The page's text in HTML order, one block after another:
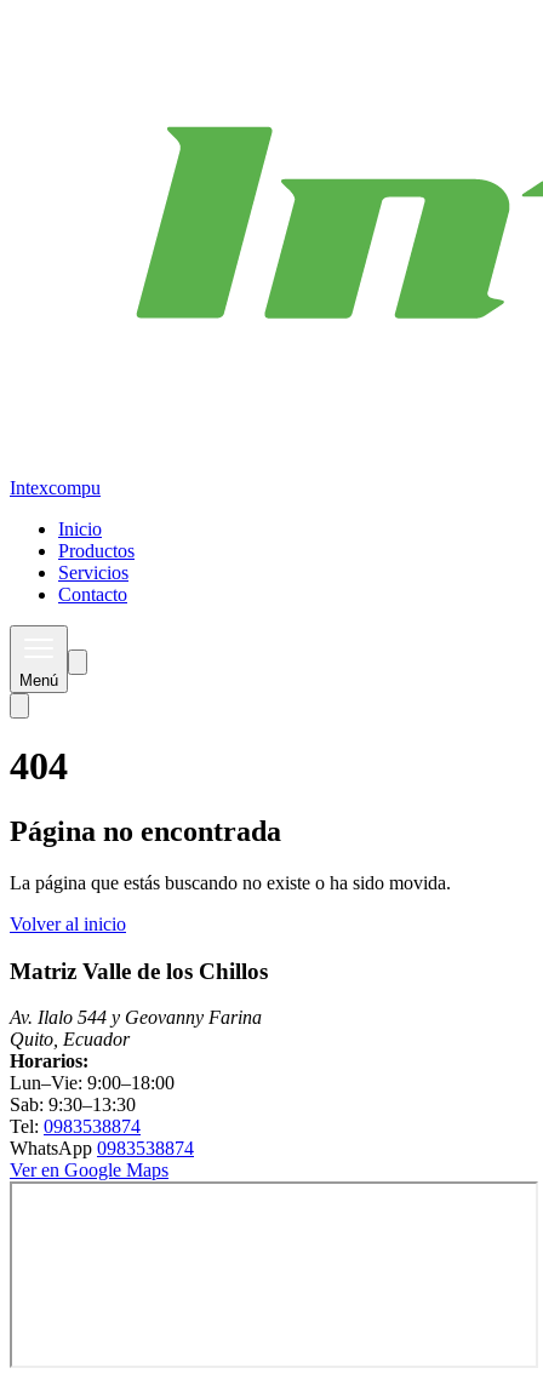
Intexcompu
Inicio
Productos
Servicios
Contacto
Menú
404
Página no encontrada
La página que estás buscando no existe o ha sido movida.
Volver al inicio
Matriz Valle de los Chillos
Av. Ilalo 544 y Geovanny Farina
Quito, Ecuador
Horarios:
Lun–Vie: 9:00–18:00
Sab: 9:30–13:30
Tel: 0983538874
WhatsApp 0983538874
Ver en Google Maps